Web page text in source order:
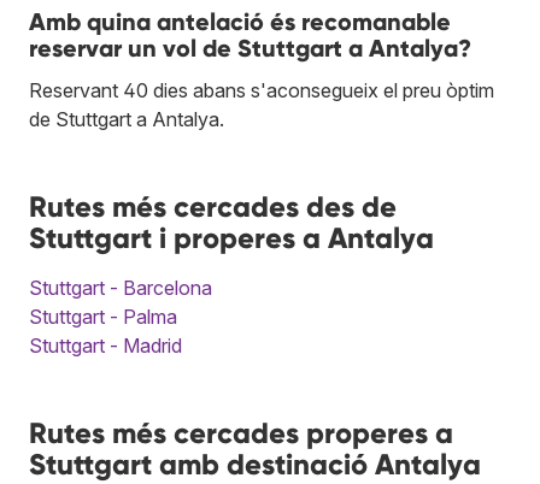
Amb quina antelació és recomanable
reservar un vol de Stuttgart a Antalya?
Reservant 40 dies abans s'aconsegueix el preu òptim
de Stuttgart a Antalya.
Rutes més cercades des de
Stuttgart i properes a Antalya
Stuttgart - Barcelona
Stuttgart - Palma
Stuttgart - Madrid
Rutes més cercades properes a
Stuttgart amb destinació Antalya